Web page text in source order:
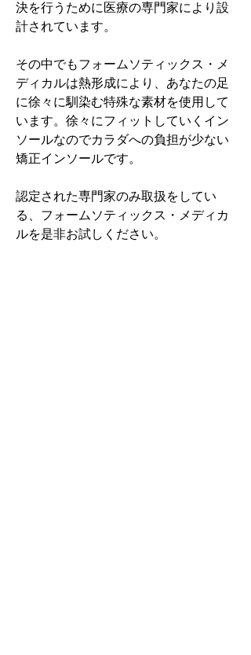
決を行うために医療の専門家により設
計されています。
その中でもフォームソティックス・メ
ディカルは熱形成により、あなたの足
に徐々に馴染む特殊な素材を使用して
います。徐々にフィットしていくイン
ソールなのでカラダへの負担が少ない
矯正インソールです。
認定された専門家のみ取扱をしてい
る、フォームソティックス・メディカ
ルを是非お試しください。